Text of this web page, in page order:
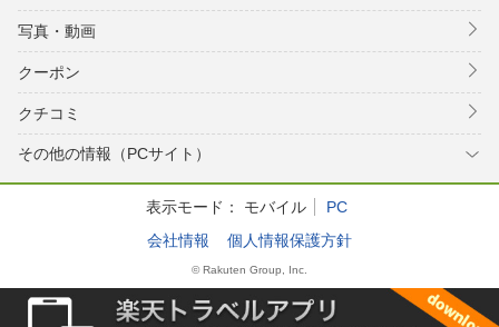
写真・動画
クーポン
クチコミ
その他の情報（PCサイト）
表示モード： モバイル
PC
会社情報
個人情報保護方針
© Rakuten Group, Inc.